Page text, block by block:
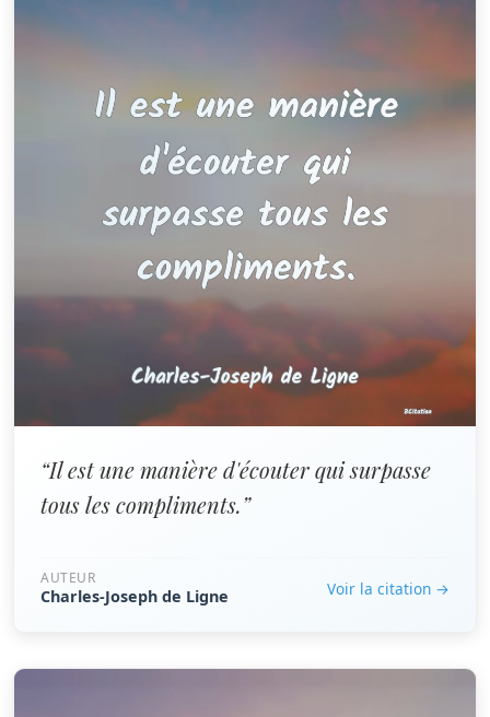
“Il est une manière d'écouter qui surpasse
tous les compliments.”
AUTEUR
Charles-Joseph de Ligne Voir la citation →